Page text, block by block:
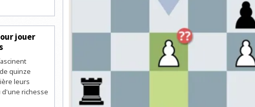
jouer
quinze
leurs
d'une richesse